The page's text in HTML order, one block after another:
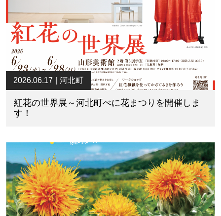
2026.06.17 河北町
紅花の世界展～河北町べに花まつりを開催しま
す！